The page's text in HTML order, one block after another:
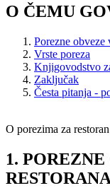
O ČEMU
Porezne obveze
Vrste poreza
Knjigovodstvo
Zaključak
Česta pitanja -
O porezima za restoran
1.
RESTORANA